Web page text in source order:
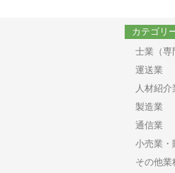
カテゴリ
士業（専
運送業
人材紹介
製造業
通信業
小売業・
その他業